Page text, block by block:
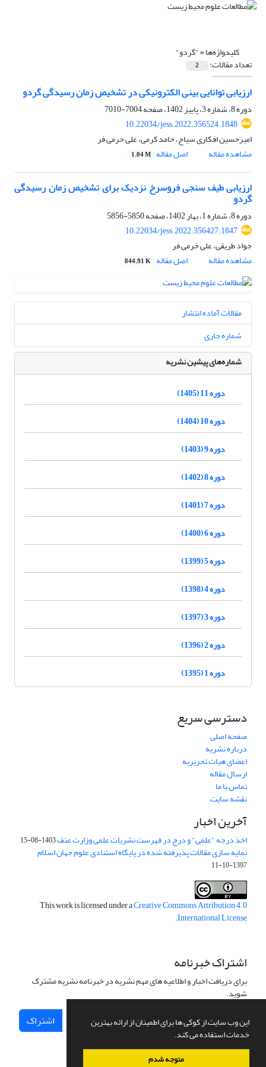
این وب سایت از کوکی ها برای اطمینان از ارائه بهترین
خدمات استفاده می کند.
متوجه شدم
کلیدواژه‌ها ="گردو"
تعداد مقالات: 2
ارزیابی توانایی بینی الکترونیکی در تشخیص زمان رسیدگی گردو
دوره 8، شماره 3، پاییز 1402، صفحه
7004-7010
10.22034/jess.2022.356524.1848
امیرحسین افکاری سیاح، حامد کرمی، علی خرمی فر
مشاهده مقاله
اصل مقاله 1.04 M
ارزیابی طیف سنجی فروسرخ نزدیک برای تشخیص زمان رسیدگی
گردو
دوره 8، شماره 1، بهار 1402، صفحه
5850-5856
10.22034/jess.2022.356427.1847
جواد طریقی، علی خرمی فر
مشاهده مقاله
اصل مقاله 844.91 K
مقالات آماده انتشار
شماره جاری
شماره‌های پیشین نشریه
دوره 11 (1405)
دوره 10 (1404)
دوره 9 (1403)
دوره 8 (1402)
دوره 7 (1401)
دوره 6 (1400)
دوره 5 (1399)
دوره 4 (1398)
دوره 3 (1397)
دوره 2 (1396)
دوره 1 (1395)
دسترسی سریع
صفحه اصلی
درباره نشریه
اعضای هیات تحریریه
ارسال مقاله
تماس با ما
نقشه سایت
آخرین اخبار
اخذ درجه "علمی" و درج در فهرست نشریات علمی وزارت عتف1403-08-15
نمایه سازی مقالات پذیرفته شده در پایگاه استنادی علوم جهان اسلام
1397-10-11
This work is licensed under aCreative Commons Attribution 4.0
International License
.
اشتراک خبرنامه
برای دریافت اخبار و اطلاعیه های مهم نشریه در خبرنامه نشریه مشترک
شوید.
اشتراک